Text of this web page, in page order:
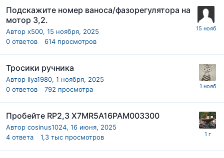
Подскажите номер ваноса/фазорегулятора на
мотор 3,2.
Автор x500, 15 ноября, 2025
0 ответов 614 просмотров
Тросики ручника
Автор Ilya1980, 1 ноября, 2025
0 ответов 792 просмотра
Пробейте RP2,3 X7MR5A16PAM003300
Автор cosinus1024, 16 июня, 2025
4 ответа 1,3 тыс просмотров